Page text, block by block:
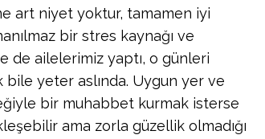
art niyet yoktur, tamamen iyi
bir stres kaynağı ve
de ailelerimiz yaptı, o günleri
bile yeter aslında. Uygun yer ve
bir muhabbet kurmak isterse
ama zorla güzellik olmadığı